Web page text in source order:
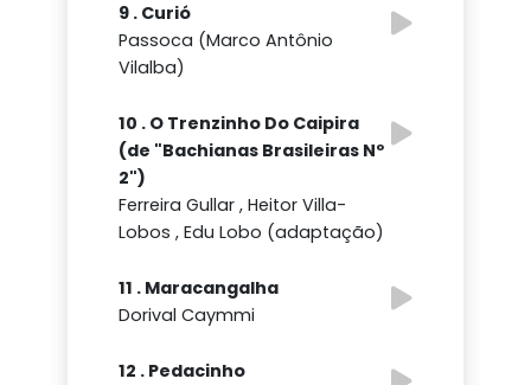
9 . Curió
Passoca (Marco Antônio
Vilalba)
10 . O Trenzinho Do Caipira
(de "Bachianas Brasileiras Nº
2")
Ferreira Gullar , Heitor Villa-
Lobos , Edu Lobo (adaptação)
11 . Maracangalha
Dorival Caymmi
12 . Pedacinho